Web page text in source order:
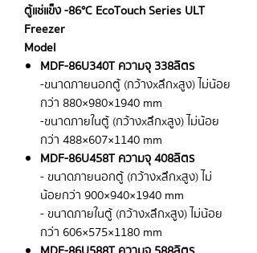
ตู้แช่แข็ง -86°C EcoTouch Series ULT
Freezer
Model
MDF-86U340T ความจุ 338 ลิตร
-ขนาดภายนอกตู้ (กว้างxลึกxสูง) ไม่น้อย
กว่า 880×980×1940 mm
- ขนาดภายในตู้ (กว้างxลึกxสูง) ไม่น้อย
กว่า 488×607×1140 mm
MDF-86U458T ความจุ 408 ลิตร
- ขนาดภายนอกตู้ (กว้างxลึกxสูง) ไม่
น้อยกว่า 900×940×1940 mm
- ขนาดภายในตู้ (กว้างxลึกxสูง) ไม่น้อย
กว่า 606×575×1180 mm